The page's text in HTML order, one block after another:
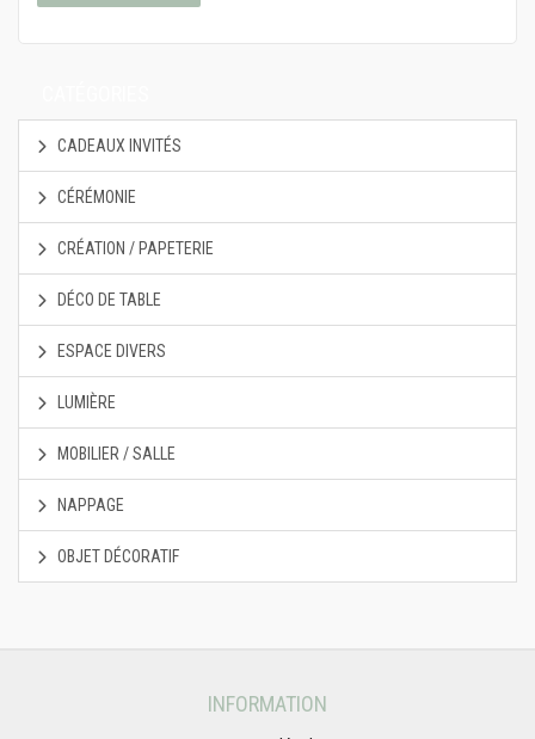
CADEAUX INVITÉS
CÉRÉMONIE
CRÉATION / PAPETERIE
DÉCO DE TABLE
ESPACE DIVERS
LUMIÈRE
MOBILIER / SALLE
NAPPAGE
OBJET DÉCORATIF
INFORMATION